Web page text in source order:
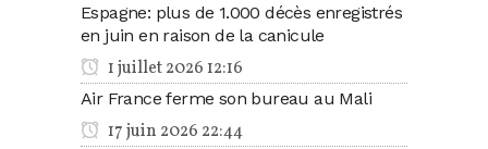
Espagne: plus de 1.000 décès enregistrés
en juin en raison de la canicule
1 juillet 2026 12:16
Air France ferme son bureau au Mali
17 juin 2026 22:44